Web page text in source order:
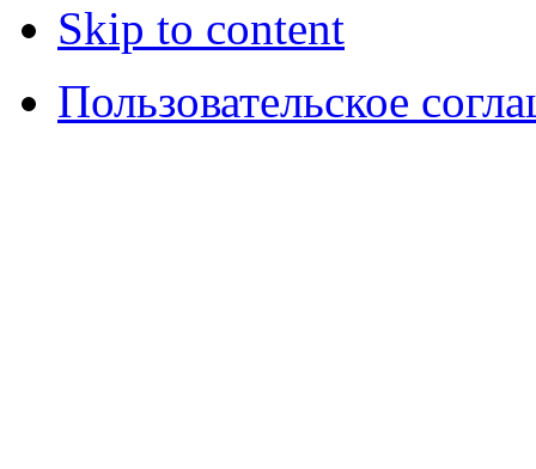
Skip to content
Пользовательское